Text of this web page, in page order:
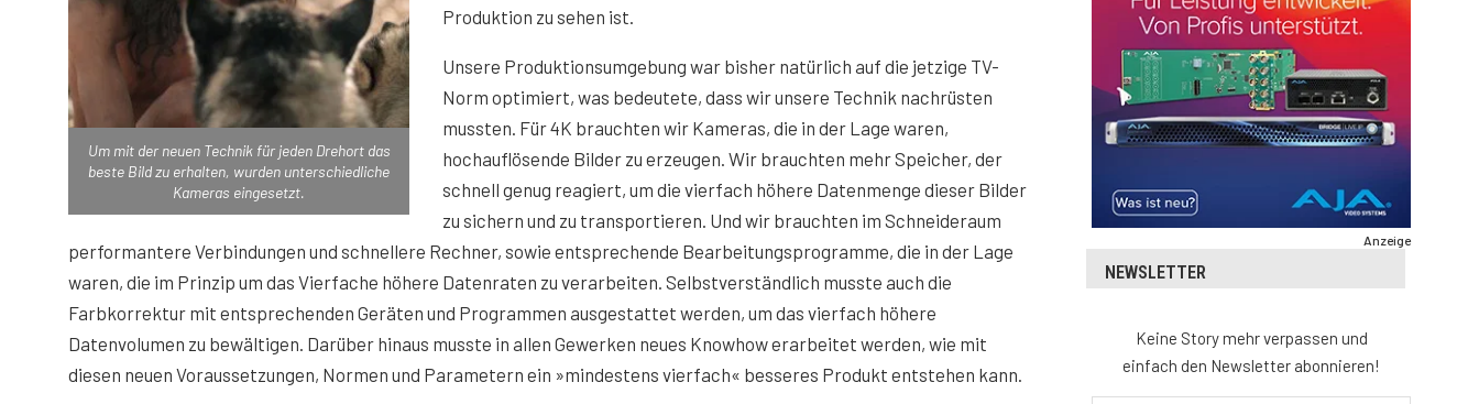
Um mit der neuen Technik für jeden Drehort das
beste Bild zu erhalten, wurden unterschiedliche
Kameras eingesetzt.
Produktion zu sehen ist.
Unsere Produktionsumgebung war bisher natürlich auf die jetzige TV-
Norm optimiert, was bedeutete, dass wir unsere Technik nachrüsten
mussten. Für 4K brauchten wir Kameras, die in der Lage waren,
hochauflösende Bilder zu erzeugen. Wir brauchten mehr Speicher, der
schnell genug reagiert, um die vierfach höhere Datenmenge dieser Bilder
zu sichern und zu transportieren. Und wir brauchten im Schneideraum
performantere Verbindungen und schnellere Rechner, sowie entsprechende Bearbeitungsprogramme, die in der Lage
waren, die im Prinzip um das Vierfache höhere Datenraten zu verarbeiten. Selbstverständlich musste auch die
Farbkorrektur mit entsprechenden Geräten und Programmen ausgestattet werden, um das vierfach höhere
Datenvolumen zu bewältigen. Darüber hinaus musste in allen Gewerken neues Knowhow erarbeitet werden, wie mit
diesen neuen Voraussetzungen, Normen und Parametern ein »mindestens vierfach« besseres Produkt entstehen kann.
Anzeige
NEWSLETTER
Keine Story mehr verpassen und
einfach den Newsletter abonnieren!